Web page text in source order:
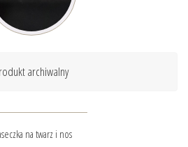
archiwalny
na twarz i nos